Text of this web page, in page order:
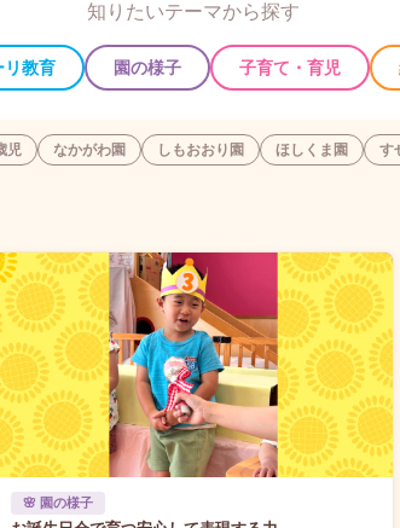
知りたいテーマから探す
リ教育 園の様子 子育て・育児
児 なかがわ園 しもおおり園 ほしくま園 す
🌸 園の様子